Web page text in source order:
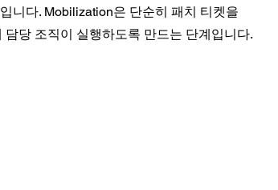
입니다. Mobilization은 단순히 패치 티켓을
당 조직이 실행하도록 만드는 단계입니다.